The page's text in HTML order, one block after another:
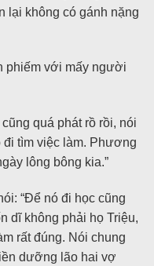
lại không có gánh nặng
phiếm với mấy người
quá phát rồ rồi, nói
đi tìm việc làm. Phương
lông bông kia.”
“Để nó đi học cũng
dĩ không phải họ Triệu,
rất đúng. Nói chung
dưỡng lão hai vợ